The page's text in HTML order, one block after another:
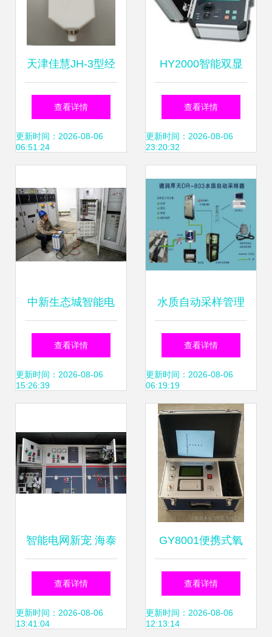
天津佳慧JH-3型经
皮黄疸检测仪 智能
制造赋能精准医疗
查看详情
更新时间：2026-08-06
06:51:24
HY2000智能双显
绝缘电阻测试仪 智
能制造与电网安全
查看详情
更新时间：2026-08-06
23:20:32
中新生态城智能电
网故障自愈功能测
试成功 智能电网在
查看详情
更新时间：2026-08-06
15:26:39
水质自动采样管理
系统与智能电网在
线监测仪的基本介
绍
查看详情
更新时间：2026-08-06
06:19:19
智能电网新宠 海泰
林hdp600分布式直
流操作电源再添力
查看详情
更新时间：2026-08-06
13:41:04
GY8001便携式氧
化锌避雷器在线监
测仪 提升智能电网
查看详情
更新时间：2026-08-06
12:13:14